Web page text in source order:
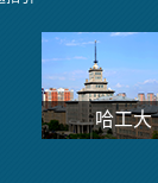
哈工大